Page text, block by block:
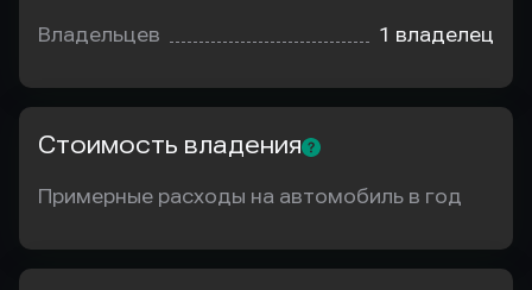
Владельцев 1 владелец
Стоимость владения
Примерные расходы на автомобиль в год